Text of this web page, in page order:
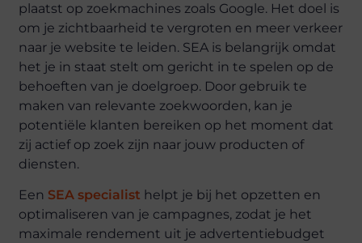
plaatst op zoekmachines zoals Google. Het doel is
om je zichtbaarheid te vergroten en meer verkeer
naar je website te leiden. SEA is belangrijk omdat
het je in staat stelt om gericht in te spelen op de
behoeften van je doelgroep. Door gebruik te
maken van relevante zoekwoorden, kan je
potentiële klanten bereiken op het moment dat
zij actief op zoek zijn naar jouw producten of
diensten.
Een SEA specialist helpt je bij het opzetten en
optimaliseren van je campagnes, zodat je het
maximale rendement uit je advertentiebudget